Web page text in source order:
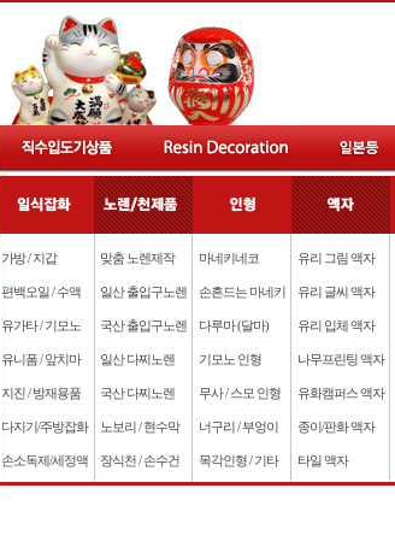
가방 / 지갑
편백오일 / 수액
유가타 / 기모노
유니폼 / 앞치마
지진 / 방재용품
다지기/주방잡화
손소독제/세정액
맞춤 노렌제작
일산 출입구노렌
국산 출입구노렌
일산 다찌노렌
국산 다찌노렌
노보리 / 현수막
장식천 / 손수건
마네키네코
손흔드는 마네키
다루마 (달마)
기모노 인형
무사 / 스모 인형
너구리 / 부엉이
목각인형 / 기타
유리 그림 액자
유리 글씨 액자
유리 입체 액자
나무프린팅 액자
유화캠퍼스 액자
종이/판화 액자
타일 액자